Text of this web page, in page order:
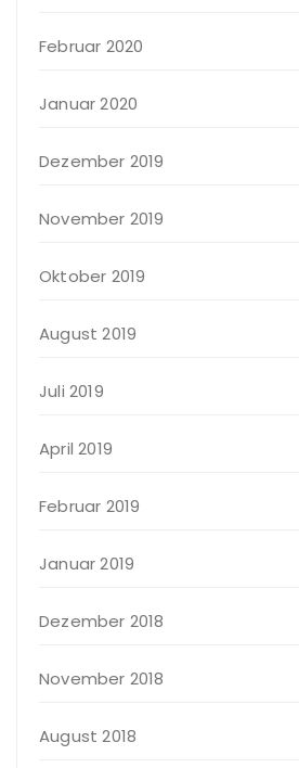
Februar 2020
Januar 2020
Dezember 2019
November 2019
Oktober 2019
August 2019
Juli 2019
April 2019
Februar 2019
Januar 2019
Dezember 2018
November 2018
August 2018